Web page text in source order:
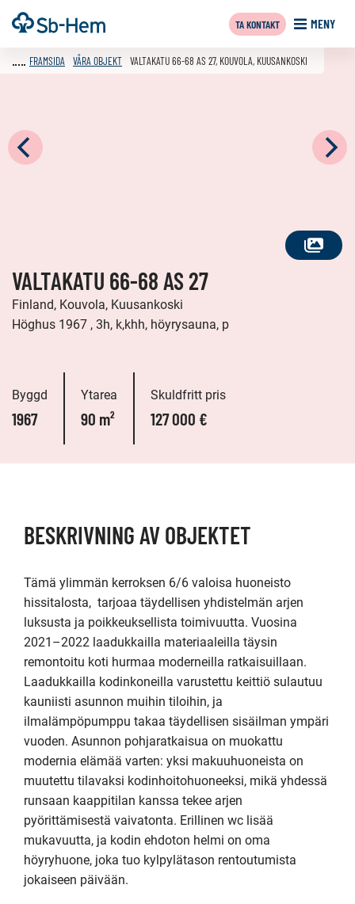
Till
innehållet
Framsida MENY
TA KONTAKT
SE
FRAMSIDA VÅRA OBJEKT VALTAKATU 66-68 AS 27, KOUVOLA, KUUSANKOSKI
VALTAKATU 66-68 AS 27
Finland, Kouvola, Kuusankoski
Höghus 1967 , 3h, k,khh, höyrysauna, p
Byggd
1967
Ytarea
90 m²
Skuldfritt pris
127 000 €
BESKRIVNING AV OBJEKTET
Tämä ylimmän kerroksen 6/6 valoisa huoneisto
hissitalosta,  tarjoaa täydellisen yhdistelmän arjen
luksusta ja poikkeuksellista toimivuutta. Vuosina
2021–2022 laadukkailla materiaaleilla täysin
remontoitu koti hurmaa moderneilla ratkaisuillaan.
Laadukkailla kodinkoneilla varustettu keittiö sulautuu
kauniisti asunnon muihin tiloihin, ja
ilmalämpöpumppu takaa täydellisen sisäilman ympäri
vuoden. Asunnon pohjaratkaisua on muokattu
modernia elämää varten: yksi makuuhuoneista on
muutettu tilavaksi kodinhoitohuoneeksi, mikä yhdessä
runsaan kaappitilan kanssa tekee arjen
pyörittämisestä vaivatonta. Erillinen wc lisää
mukavuutta, ja kodin ehdoton helmi on oma
höyryhuone, joka tuo kylpylätason rentoutumista
jokaiseen päivään.